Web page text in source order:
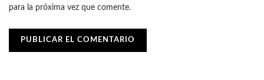
para la próxima vez que comente.